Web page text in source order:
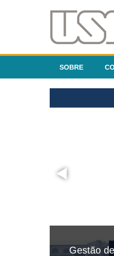
SOBRE
Gestão